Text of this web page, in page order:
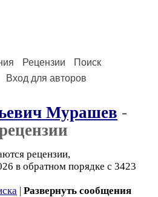
Рецензии
Поиск
Вход для авторов
Мурашев -
рецензии,
в обратном порядке с 3423
| Развернуть сообщения